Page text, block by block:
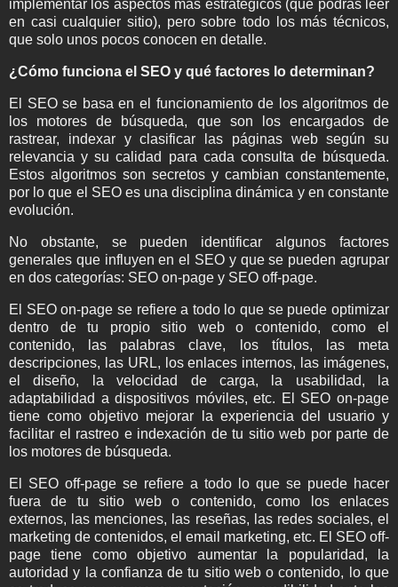
implementar los aspectos más estratégicos (que podrás leer
en casi cualquier sitio), pero sobre todo los más técnicos,
que solo unos pocos conocen en detalle.
¿Cómo funciona el SEO y qué factores lo determinan?
El SEO se basa en el funcionamiento de los algoritmos de
los motores de búsqueda, que son los encargados de
rastrear, indexar y clasificar las páginas web según su
relevancia y su calidad para cada consulta de búsqueda.
Estos algoritmos son secretos y cambian constantemente,
por lo que el SEO es una disciplina dinámica y en constante
evolución.
No obstante, se pueden identificar algunos factores
generales que influyen en el SEO y que se pueden agrupar
en dos categorías: SEO on-page y SEO off-page.
El SEO on-page se refiere a todo lo que se puede optimizar
dentro de tu propio sitio web o contenido, como el
contenido, las palabras clave, los títulos, las meta
descripciones, las URL, los enlaces internos, las imágenes,
el diseño, la velocidad de carga, la usabilidad, la
adaptabilidad a dispositivos móviles, etc. El SEO on-page
tiene como objetivo mejorar la experiencia del usuario y
facilitar el rastreo e indexación de tu sitio web por parte de
los motores de búsqueda.
El SEO off-page se refiere a todo lo que se puede hacer
fuera de tu sitio web o contenido, como los enlaces
externos, las menciones, las reseñas, las redes sociales, el
marketing de contenidos, el email marketing, etc. El SEO off-
page tiene como objetivo aumentar la popularidad, la
autoridad y la confianza de tu sitio web o contenido, lo que